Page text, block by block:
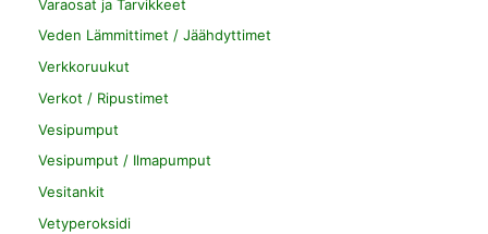
Varaosat ja Tarvikkeet
Veden Lämmittimet / Jäähdyttimet
Verkkoruukut
Verkot / Ripustimet
Vesipumput
Vesipumput / Ilmapumput
Vesitankit
Vetyperoksidi